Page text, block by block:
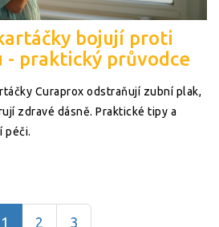
bojují proti
- praktický průvodce
Curaprox odstraňují zubní plak,
zdravé dásně. Praktické tipy a
péči.
1 2 3